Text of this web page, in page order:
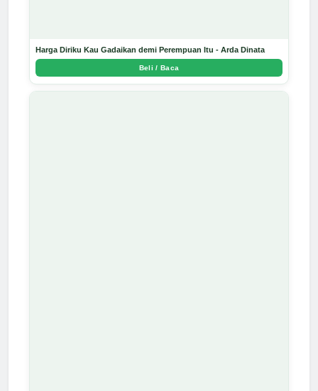
Harga Diriku Kau Gadaikan demi Perempuan Itu - Arda Dinata
Beli / Baca